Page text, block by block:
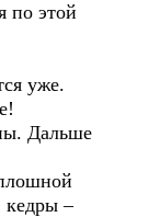
по этой
уже.
Дальше
кедры –